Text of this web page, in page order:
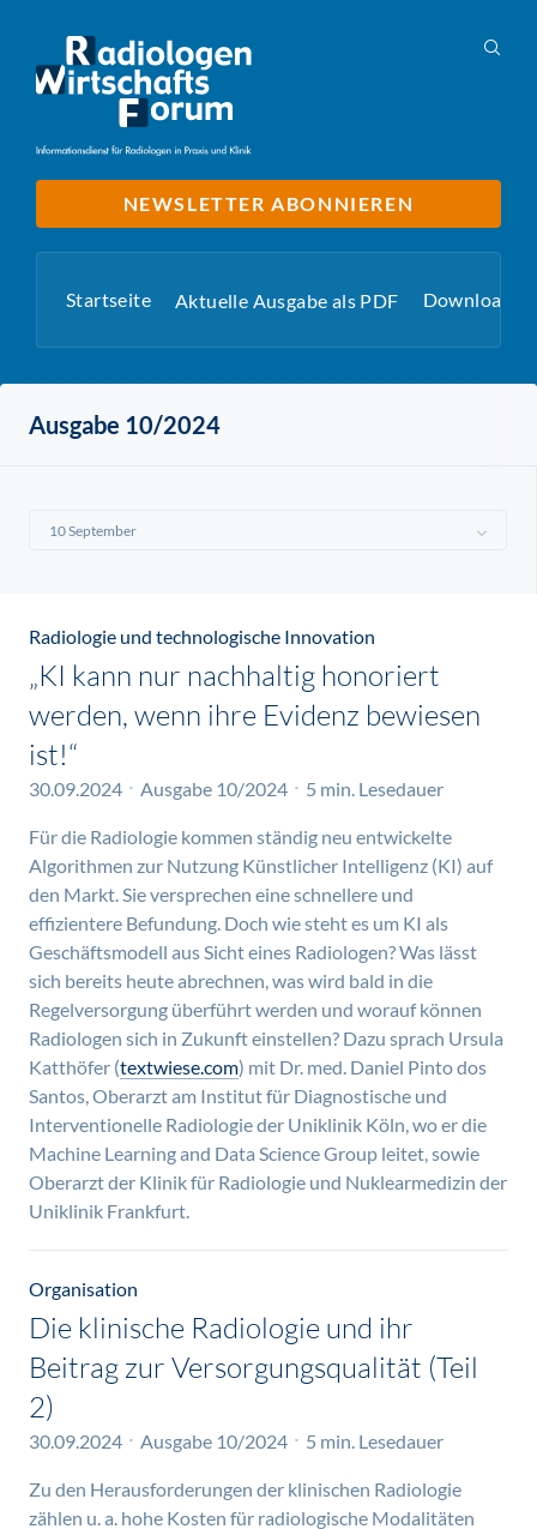
NEWSLETTER ABONNIEREN
Startseite Aktuelle Ausgabe als PDF Downloads
Ausgabe 10/2024
Radiologie und technologische Innovation
„KI kann nur nachhaltig honoriert
werden, wenn ihre Evidenz bewiesen
ist!“
30.09.2024 Ausgabe 10/2024 5 min. Lesedauer
Für die Radiologie kommen ständig neu entwickelte
Algorithmen zur Nutzung Künstlicher Intelligenz (KI) auf
den Markt. Sie versprechen eine schnellere und
effizientere Befundung. Doch wie steht es um KI als
Geschäftsmodell aus Sicht eines Radiologen? Was lässt
sich bereits heute abrechnen, was wird bald in die
Regelversorgung überführt werden und worauf können
Radiologen sich in Zukunft einstellen? Dazu sprach Ursula
Katthöfer (textwiese.com) mit Dr. med. Daniel Pinto dos
Santos, Oberarzt am Institut für Diagnostische und
Interventionelle Radiologie der Uniklinik Köln, wo er die
Machine Learning and Data Science Group leitet, sowie
Oberarzt der Klinik für Radiologie und Nuklearmedizin der
Uniklinik Frankfurt.
Organisation
Die klinische Radiologie und ihr
Beitrag zur Versorgungsqualität (Teil
2)
30.09.2024 Ausgabe 10/2024 5 min. Lesedauer
Zu den Herausforderungen der klinischen Radiologie
zählen u. a. hohe Kosten für radiologische Modalitäten